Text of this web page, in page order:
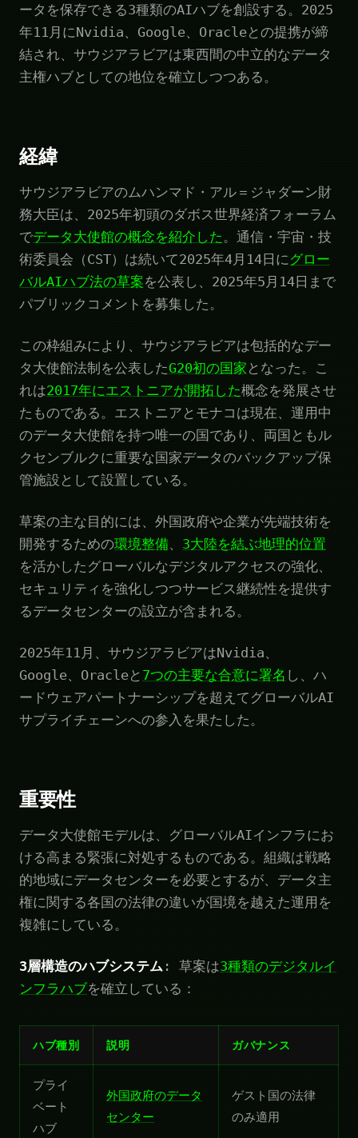
ータを保存できる3種類のAIハブを創設する。2025
年11月にNvidia、Google、Oracleとの提携が締
結され、サウジアラビアは東西間の中立的なデータ
主権ハブとしての地位を確立しつつある。
経緯
サウジアラビアのムハンマド・アル＝ジャダーン財
務大臣は、2025年初頭のダボス世界経済フォーラム
でデータ大使館の概念を紹介した 。通信・宇宙・技
術委員会（CST）は続いて2025年4月14日に グロー
バルAIハブ法の草案を公表し、2025年5月14日まで
パブリックコメントを募集した。
この枠組みにより、サウジアラビアは包括的なデー
タ大使館法制を公表したG20初の国家 となった。こ
れは2017年にエストニアが開拓した概念を発展させ
たものである。エストニアとモナコは現在、運用中
のデータ大使館を持つ唯一の国であり、両国ともル
クセンブルクに重要な国家データのバックアップ保
管施設として設置している。
草案の主な目的には、外国政府や企業が先端技術を
開発するための環境整備
3大陸を結ぶ地理的位置
を活かしたグローバルなデジタルアクセスの強化、
セキュリティを強化しつつサービス継続性を提供す
るデータセンターの設立が含まれる。
2025年11月、サウジアラビアはNvidia、
Google、Oracleと 7つの主要な合意に署名 し、ハ
ードウェアパートナーシップを超えてグローバルAI
サプライチェーンへの参入を果たした。
重要性
データ大使館モデルは、グローバルAIインフラにお
ける高まる緊張に対処するものである。組織は戦略
的地域にデータセンターを必要とするが、データ主
権に関する各国の法律の違いが国境を越えた運用を
複雑にしている。
3層構造のハブシステム : 草案は3種類のデジタルイ
ンフラハブを確立している：
ハブ種別 説明 ガバナンス
プライ
ベート
ハブ
外国政府のデータ
センター
ゲスト国の法律
のみ適用